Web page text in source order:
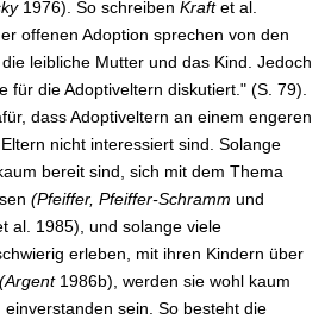
1976). So schreiben Kraftet al.
offenen Adoption sprechen von den
leibliche Mutter und das Kind. Jedoch
für die Adoptiveltern diskutiert." (S. 79).
dass Adoptiveltern an einem engeren
nicht interessiert sind. Solange
bereit sind, sich mit dem Thema
(Pfeiffer, Pfeiffer-Schramm und
al. 1985), und solange viele
erleben, mit ihren Kindern über
(Argent 1986b), werden sie wohl kaum
sein. So besteht die